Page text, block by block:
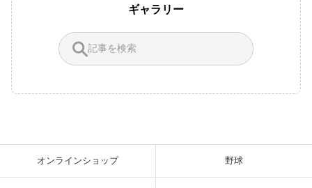
ギャラリー
オンラインショップ 野球